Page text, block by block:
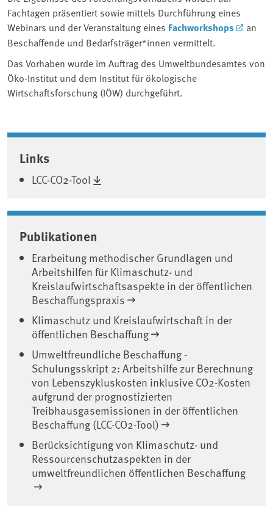
Fachtagen präsentiert sowie mittels Durchführung eines
Webinars und der Veranstaltung eines Fachworkshops
an
Beschaffende und Bedarfsträger*innen vermittelt.
Das Vorhaben wurde im Auftrag des Umweltbundesamtes von
Öko-Institut und dem Institut für ökologische
Wirtschaftsforschung (IÖW) durchgeführt.
Associated content
Links
LCC-CO2-Tool
Publikationen
Erarbeitung methodischer Grundlagen und
Arbeitshilfen für Klimaschutz- und
Kreislaufwirtschaftsaspekte in der öffentlichen
Beschaffungspraxis
Klimaschutz und Kreislaufwirtschaft in der
öffentlichen Beschaffung
Umweltfreundliche Beschaffung -
Schulungsskript 2: Arbeitshilfe zur Berechnung
von Lebenszykluskosten inklusive CO2-Kosten
aufgrund der prognostizierten
Treibhausgasemissionen in der öffentlichen
Beschaffung (LCC-CO2-Tool)
Berücksichtigung von Klimaschutz- und
Ressourcenschutzaspekten in der
umweltfreundlichen öffentlichen Beschaffung